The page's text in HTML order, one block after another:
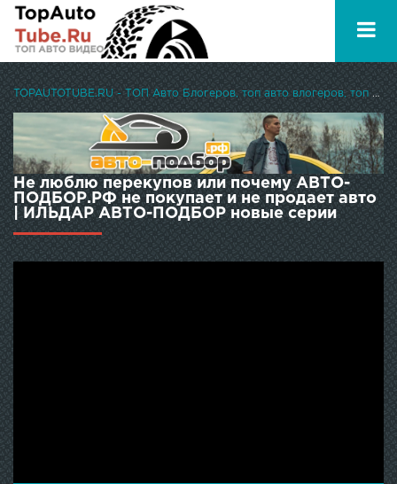
TOPAUTOTUBE.RU - ТОП Авто Блогеров, топ авто влогеров, топ авто ютуберов
Не люблю перекупов или почему АВТО-
ПОДБОР.РФ не покупает и не продает авто
| ИЛЬДАР АВТО-ПОДБОР новые серии